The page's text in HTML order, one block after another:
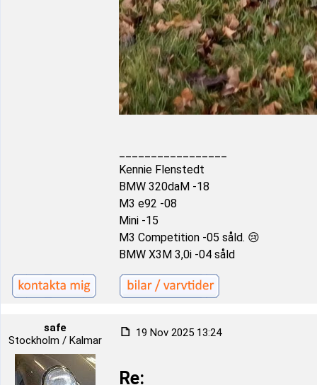
Kennie Flenstedt
BMW 320daM -18
M3 e92 -08
Mini -15
M3 Competition -05 såld. 😢
BMW X3M 3,0i -04 såld
safe
Stockholm / Kalmar
19 Nov 2025 13:24
Re: